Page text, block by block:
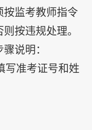
按监考教师指令
按违规处理。
说明：
准考证号和姓